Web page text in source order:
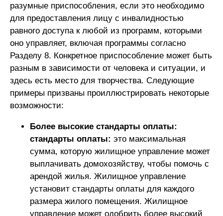
разумные приспособления, если это необходимо
для предоставления лицу с инвалидностью
равного доступа к любой из программ, которыми
оно управляет, включая программы согласно
Разделу 8. Конкретное приспособление может быть
разным в зависимости от человека и ситуации, и
здесь есть место для творчества. Следующие
примеры призваны проиллюстрировать некоторые
возможности:
Более высокие стандарты оплаты:
стандарты оплаты: это максимальная
сумма, которую жилищное управление может
выплачивать домохозяйству, чтобы помочь с
арендой жилья. Жилищное управление
установит стандарты оплаты для каждого
размера жилого помещения. Жилищное
управление может одобрить более высокий